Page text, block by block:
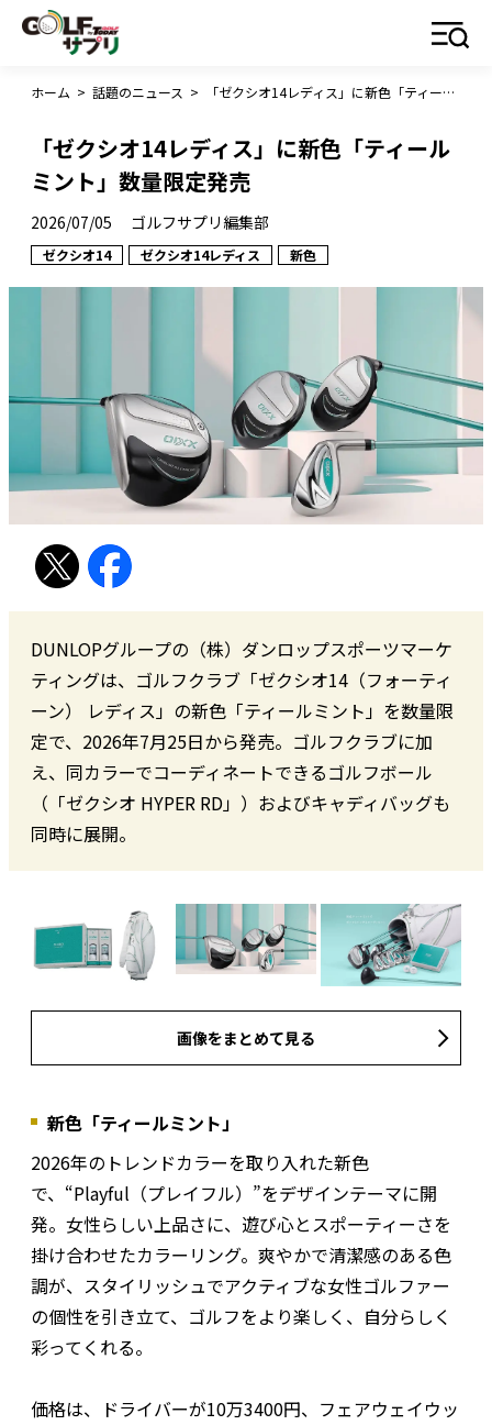
ホーム > 話題のニュース > 「ゼクシオ14レディス」に新色「ティールミント」数量限定発売
「ゼクシオ14レディス」に新色「ティール
ミント」数量限定発売
2026/07/05 ゴルフサプリ編集部
ゼクシオ14 ゼクシオ14レディス 新色
DUNLOPグループの（株）ダンロップスポーツマーケ
ティングは、ゴルフクラブ「ゼクシオ14（フォーティ
ーン） レディス」の新色「ティールミント」を数量限
定で、2026年7月25日から発売。ゴルフクラブに加
え、同カラーでコーディネートできるゴルフボール
（「ゼクシオ HYPER RD」）およびキャディバッグも
同時に展開。
画像をまとめて見る
新色「ティールミント」
2026年のトレンドカラーを取り入れた新色
で、“Playful（プレイフル）”をデザインテーマに開
発。女性らしい上品さに、遊び心とスポーティーさを
掛け合わせたカラーリング。爽やかで清潔感のある色
調が、スタイリッシュでアクティブな女性ゴルファー
の個性を引き立て、ゴルフをより楽しく、自分らしく
彩ってくれる。
価格は、ドライバーが10万3400円、フェアウェイウッ